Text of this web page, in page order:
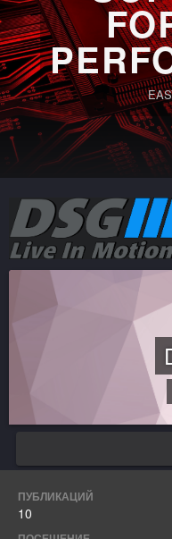
ПУБЛИКАЦИЙ
10